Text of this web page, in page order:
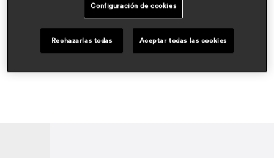
hospitality
workspace & corporate
Configuración de cookies
Rechazarlas todas Aceptar todas las cookies